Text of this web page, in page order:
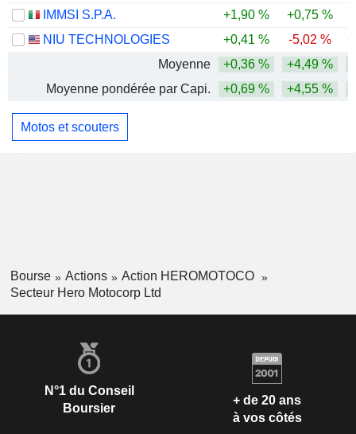
IMMSI S.P.A.
+1,90 % +0,75 %
NIU TECHNOLOGIES
+0,41 % -5,02 %
Moyenne
+0,36 % +4,49 %
Moyenne pondérée par Capi.
+0,69 % +4,55 %
Motos et scouters
Bourse Actions
Action HEROMOTOCO
Secteur Hero Motocorp Ltd
N°1 du Conseil
Boursier
+ de 20 ans
à vos côtés